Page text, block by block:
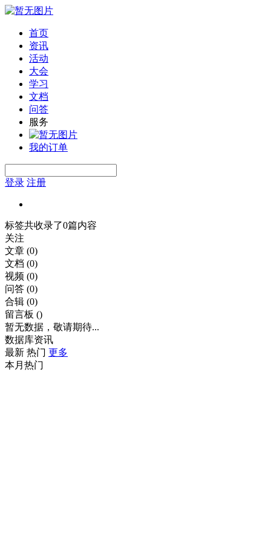
首页
资讯
活动
大会
学习
文档
问答
服务
我的订单
登录 注册
标签共收录了0篇内容
关注
文章 (0)
文档 (0)
视频 (0)
问答 (0)
合辑 (0)
留言板 ()
暂无数据，敬请期待...
数据库资讯
最新 热门 更多
本月热门